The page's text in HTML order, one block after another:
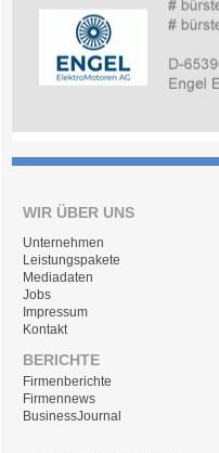
WIR ÜBER UNS
Unternehmen
Leistungspakete
Mediadaten
Jobs
Impressum
Kontakt
BERICHTE
Firmenberichte
Firmennews
BusinessJournal